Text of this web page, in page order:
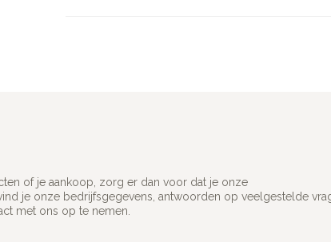
of je aankoop, zorg er dan voor dat je onze
je onze bedrijfsgegevens, antwoorden op veelgestelde
met ons op te nemen.